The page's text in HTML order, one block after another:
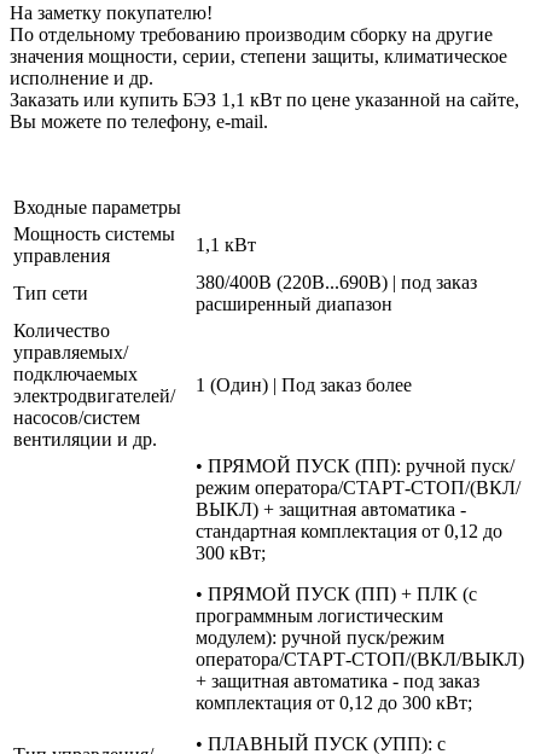
На заметку покупателю!
По отдельному требованию производим сборку на другие
значения мощности, серии, степени защиты, климатическое
исполнение и др.
Заказать или купить БЭЗ 1,1 кВт по цене указанной на сайте,
Вы можете по телефону, e-mail.
Входные параметры
Мощность системы
управления
1,1 кВт
Тип сети
380/400В (220В...690В) | под заказ
расширенный диапазон
Количество
управляемых/
подключаемых
электродвигателей/
насосов/систем
вентиляции и др.
1 (Один) | Под заказ более
• ПРЯМОЙ ПУСК (ПП): ручной пуск/
режим оператора/СТАРТ-СТОП/(ВКЛ/
ВЫКЛ) + защитная автоматика -
стандартная комплектация от 0,12 до
300 кВт;
• ПРЯМОЙ ПУСК (ПП) + ПЛК (с
программным логистическим
модулем): ручной пуск/режим
оператора/СТАРТ-СТОП/(ВКЛ/ВЫКЛ)
+ защитная автоматика - под заказ
комплектация от 0,12 до 300 кВт;
• ПЛАВНЫЙ ПУСК (УПП): с